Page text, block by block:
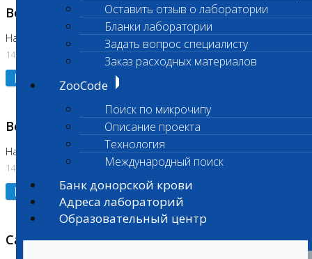
Оставить отзыв о лаборатории
Бланки лаборатории
Задать вопрос специалисту
Заказ расходных материалов
ZooCode
Поиск по микрочипу
Описание проекта
Технология
Международный поиск
Банк донорской крови
Адреса лабораторий
Образовательный центр
Возобновлено выполнение исследования
На Нагорной (Код 961, 962)
14.07.2026
Подробнее
Возобновлено выполнение исследования
На Нагорной (Код 157)
14.07.2026
Подробнее
Санитарный день